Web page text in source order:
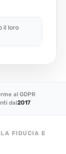
il loro
al GDPR
dal2017
FIDUCIA E